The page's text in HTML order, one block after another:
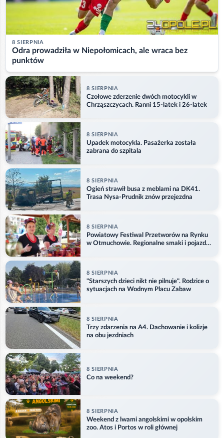
8 SIERPNIA
Odra prowadziła w Niepołomicach, ale wraca bez
punktów
8 SIERPNIA
Czołowe zderzenie dwóch motocykli w
Chrząszczycach. Ranni 15-latek i 26-latek
8 SIERPNIA
Upadek motocykla. Pasażerka została
zabrana do szpitala
8 SIERPNIA
Ogień strawił busa z meblami na DK41.
Trasa Nysa-Prudnik znów przejezdna
8 SIERPNIA
Powiatowy Festiwal Przetworów na Rynku
w Otmuchowie. Regionalne smaki i pojazdy
8 SIERPNIA
"Starszych dzieci nikt nie pilnuje". Rodzice o
sytuacjach na Wodnym Placu Zabaw
8 SIERPNIA
Trzy zdarzenia na A4. Dachowanie i kolizje
na obu jezdniach
8 SIERPNIA
Co na weekend?
8 SIERPNIA
Weekend z lwami angolskimi w opolskim
zoo. Atos i Portos w roli głównej